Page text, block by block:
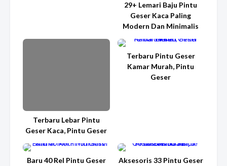
29+ Lemari Baju Pintu
Geser Kaca Paling
Modern Dan Minimalis
Terbaru Lebar Pintu
Geser Kaca, Pintu Geser
Terbaru Pintu Geser
Kamar Murah, Pintu
Geser
Baru 40 Rel Pintu Geser
Aksesoris 33 Pintu Geser